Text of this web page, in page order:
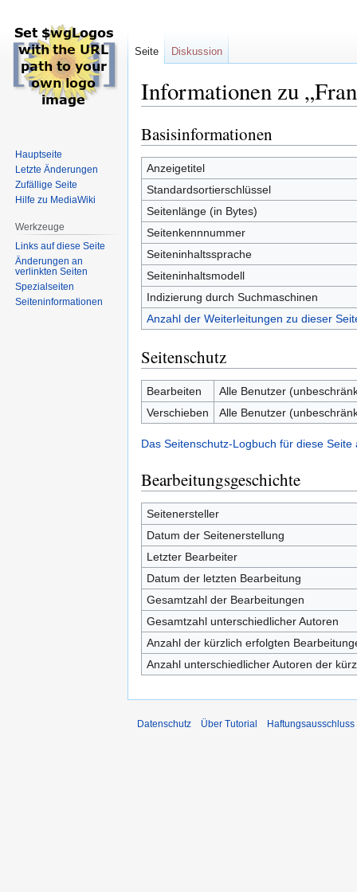
Informationen zu
Zur
Navigation
springen
Zur
Suche
springen
Basisinformationen
Anzeigetitel
Standardsortierschlüssel
Seitenlänge (in Bytes)
Seitenkennnummer
Seiteninhaltssprache
Seiteninhaltsmodell
Indizierung durch Suchmaschinen
Anzahl der Weiterleitungen zu dieser
Seitenschutz
Bearbeiten
Alle Benutzer
Verschieben
Alle Benutzer
Das Seitenschutz-Logbuch für diese Seite
Bearbeitungsgeschichte
Seitenersteller
Datum der Seitenerstellung
Letzter Bearbeiter
Datum der letzten Bearbeitung
Gesamtzahl der Bearbeitungen
Gesamtzahl unterschiedlicher Autoren
Anzahl der kürzlich erfolgten
Anzahl unterschiedlicher Autoren der
Seite Diskussion
Hauptseite
Letzte Änderungen
Zufällige Seite
Hilfe zu MediaWiki
Werkzeuge
Links auf diese Seite
Änderungen an
verlinkten Seiten
Spezialseiten
Seiten­informationen
Datenschutz Über Tutorial Haftungsausschluss